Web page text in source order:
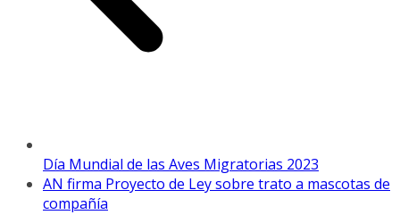
Día Mundial de las Aves Migratorias 2023
AN firma Proyecto de Ley sobre trato a mascotas de
compañía